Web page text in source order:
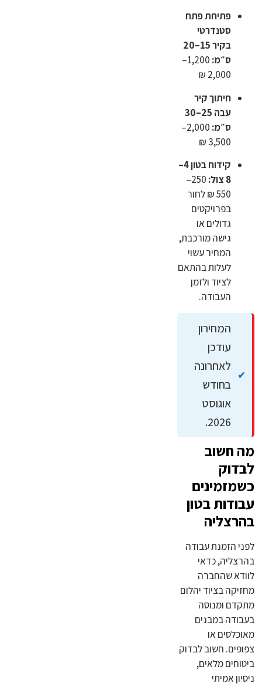
פתיחת פתח
סטנדרטי
בקיר 15–20
ס״מ:
1,200–
2,000 ₪
חיתוך קיר
עבה 25–30
ס״מ:
2,000–
3,500 ₪
קידוח בטון 4–
8 צול:
250–
550 ₪ לחור
בפרויקטים
גדולים או
גישה מורכבת,
המחיר עשוי
לעלות בהתאם
לציוד ולזמן
העבודה.
המחירון
עודכן
לאחרונה
בחודש
אוגוסט
2026.
מה חשוב
לבדוק
כשמזמינים
עבודות בטון
בהרצליה
לפני הזמנת עבודה
בהרצליה, כדאי
לוודא שהחברה
מחזיקה בציוד יהלום
מתקדם ומנוסה
בעבודה במבנים
מאוכלסים או
צפופים. חשוב לבדוק
ביטוחים מלאים,
ניסיון אמיתי